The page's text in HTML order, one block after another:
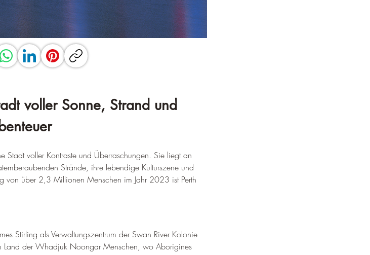
voller Sonne, Strand und
Stadt voller Kontraste und Überraschungen. Sie liegt an
Strände, ihre lebendige Kulturszene und
von über 2,3 Millionen Menschen im Jahr 2023 ist Perth
Stirling als Verwaltungszentrum der Swan River Kolonie
Land der Whadjuk Noongar Menschen, wo Aborigines